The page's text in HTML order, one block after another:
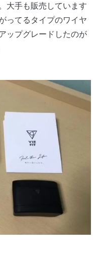
大手も販売しています
ってるタイプのワイヤ
ップグレードしたのが